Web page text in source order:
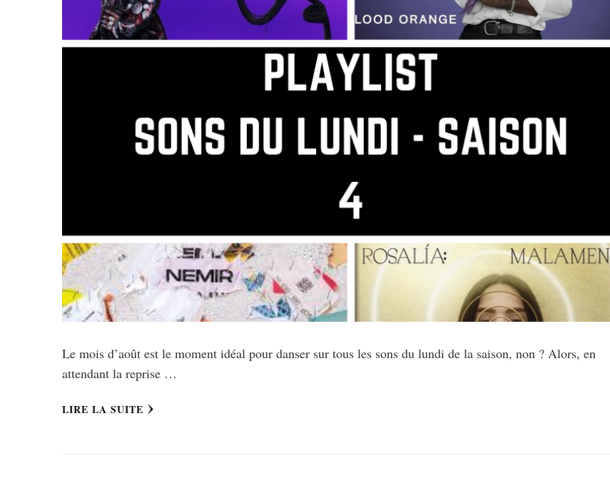
Le mois d’août est le moment idéal pour danser sur tous les sons du lundi de la saison, non ? Alors, en
attendant la reprise …
LIRE LA SUITE